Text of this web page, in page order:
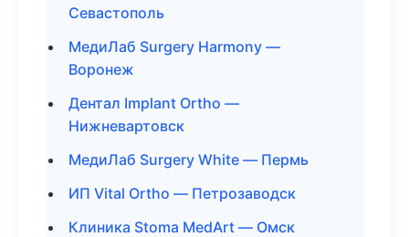
Севастополь
МедиЛаб Surgery Harmony —
Воронеж
Дентал Implant Ortho —
Нижневартовск
МедиЛаб Surgery White — Пермь
ИП Vital Ortho — Петрозаводск
Клиника Stoma MedArt — Омск